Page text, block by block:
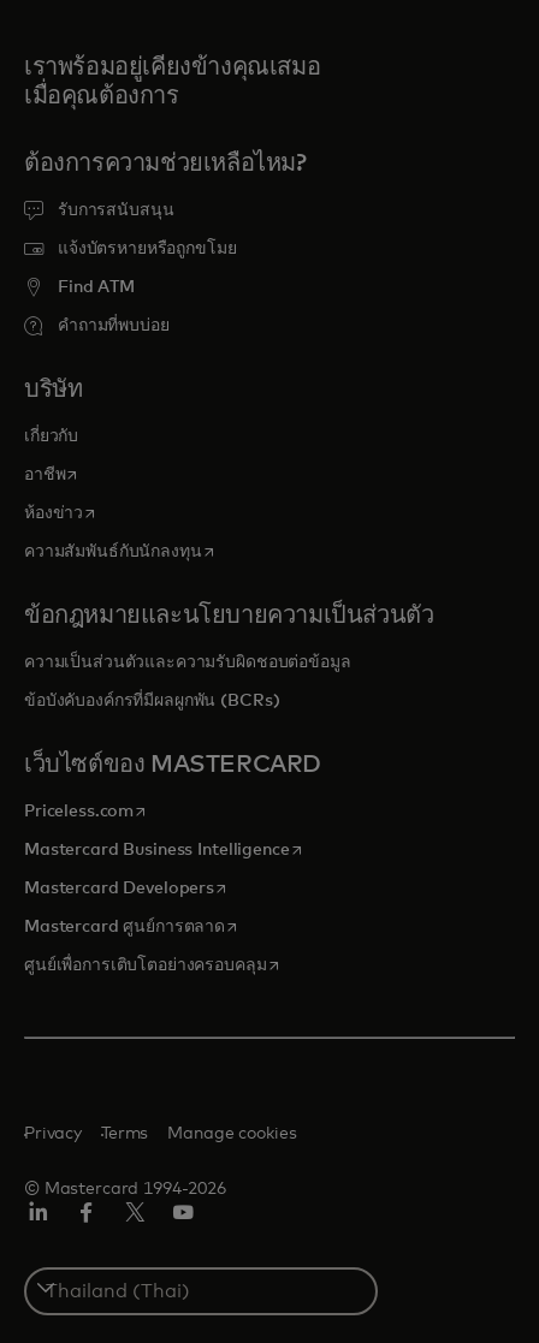
เราพร้อมอยู่เคียงข้างคุณเสมอ
เมื่อคุณต้องการ
ต้องการความช่วยเหลือไหม?
รับการสนับสนุน
แจ้งบัตรหายหรือถูกขโมย
Find ATM
คำถามที่พบบ่อย
บริษัท
เกี่ยวกับ
อาชีพopens in a new tab
ห้องข่าว opens in a new tab
ความสัมพันธ์กับนักลงทุน opens in a new tab
ข้อกฎหมายและนโยบายความเป็นส่วนตัว
ความเป็นส่วนตัวและความรับผิดชอบต่อข้อมูล
ข้อบังคับองค์กรที่มีผลผูกพัน (BCRs)
เว็บไซต์ของ MASTERCARD
Priceless.com opens in a new tab
Mastercard Business Intelligenceopens in a new tab
Mastercard Developersopens in a new tab
Mastercard ศูนย์การตลาด opens in a new tab
ศูนย์เพื่อการเติบโตอย่างครอบคลุมopens in a new tab
© Mastercard 1994-2026
Privacy Terms Manage cookies
Select
a
country
เตอร์/
เอ็กซ์